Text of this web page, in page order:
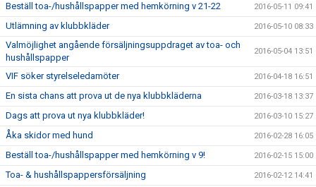
Beställ toa-/hushållspapper med hemkörning v 21-22 2016-05-11 09:41
Utlämning av klubbkläder 2016-05-10 08:33
Valmöjlighet angående försäljningsuppdraget av toa- och
hushållspapper
2016-05-04 13:51
VIF söker styrelseledamöter 2016-04-18 16:51
En sista chans att prova ut de nya klubbkläderna 2016-03-18 13:37
Dags att prova ut nya klubbkläder! 2016-03-10 15:27
Åka skidor med hund 2016-02-28 16:05
Beställ toa-/hushållspapper med hemkörning v 9! 2016-02-15 15:00
Toa- & hushållspappersförsäljning 2016-02-12 14:41